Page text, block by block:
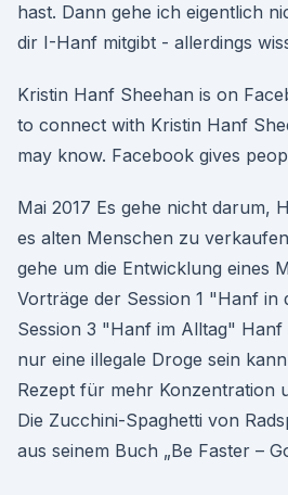
hast. Dann gehe ich eigentlich
dir I-Hanf mitgibt - allerdings
Kristin Hanf Sheehan is on
to connect with Kristin Hanf
may know. Facebook gives
Mai 2017 Es gehe nicht darum,
es alten Menschen zu
gehe um die Entwicklung eines
Vorträge der Session 1 "Hanf in
Session 3 "Hanf im Alltag" Hanf
nur eine illegale Droge sein
Rezept für mehr Konzentration
Die Zucchini-Spaghetti von
aus seinem Buch „Be Faster –